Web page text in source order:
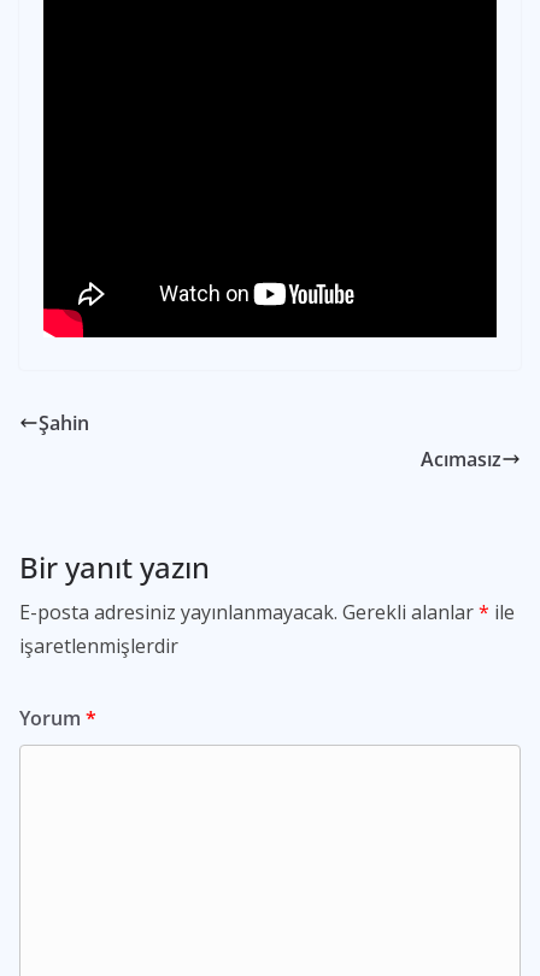
Şahin
Acımasız
Bir yanıt yazın
E-posta adresiniz yayınlanmayacak. Gerekli alanlar* ile
işaretlenmişlerdir
Yorum *